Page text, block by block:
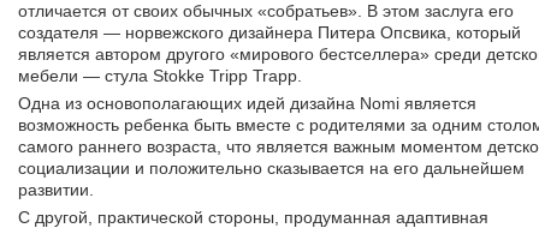
отличается от своих обычных «собратьев». В этом заслуга его
создателя — норвежского дизайнера Питера Опсвика, который
является автором другого «мирового бестселлера» среди
мебели — стула Stokke Tripp Trapp.
Одна из основополагающих идей дизайна Nomi является
возможность ребенка быть вместе с родителями за одним
самого раннего возраста, что является важным моментом
социализации и положительно сказывается на его дальнейшем
развитии.
С другой, практической стороны, продуманная адаптивная